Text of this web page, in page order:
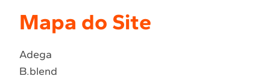
2
Fogao
4 º Lava Louça
5 º Cooktop
Mapa do Site
Adega
B.blend